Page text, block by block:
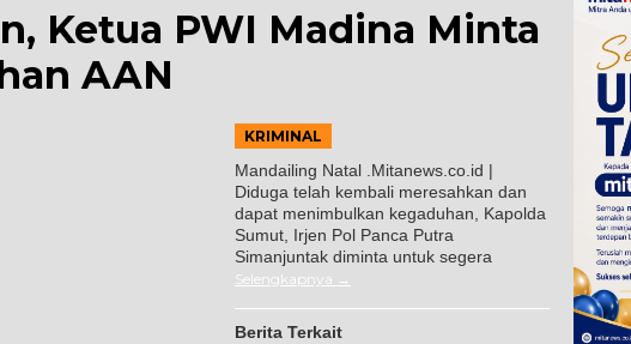
Ketua PWI Madina Minta
AAN
KRIMINAL
Mandailing Natal .Mitanews.co.id |
Diduga telah kembali meresahkan dan
dapat menimbulkan kegaduhan, Kapolda
Sumut, Irjen Pol Panca Putra
Simanjuntak diminta untuk segera
Selengkapnya
Berita Terkait